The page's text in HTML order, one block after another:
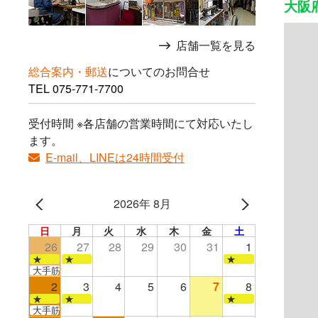
店舗一覧を見る
総合案内・郵送についてのお問合せ
TEL075-771-7700
受付時間 ※各店舗の営業時間にて対応いたし
ます。
E-mail、LINEは24時間受付
2026年 8月
日 月 火 水 木 金 土
26 27 28 29 30 31 1
★ ★
★
大手筋店のみ営業
2 3 4 5 6 7 8
★ ★
★
大手筋
大阪